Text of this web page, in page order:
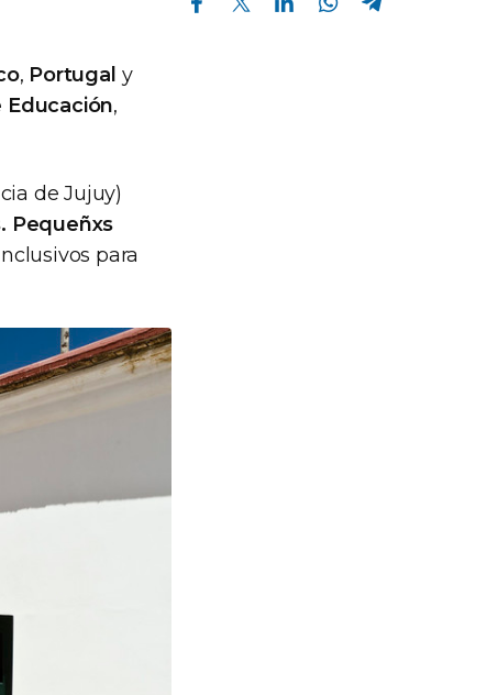
, Portugal y
Educación,
de Jujuy)
Pequeñxs
para